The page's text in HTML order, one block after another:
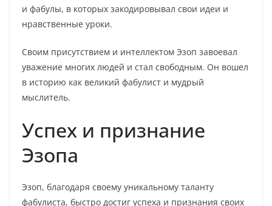
и фабулы, в которых закодировывал свои идеи и
нравственные уроки.
Своим присутствием и интеллектом Эзоп завоевал
уважение многих людей и стал свободным. Он вошел
в историю как великий фабулист и мудрый
мыслитель.
Успех и признание
Эзопа
Эзоп, благодаря своему уникальному таланту
фабулиста, быстро достиг успеха и признания своих